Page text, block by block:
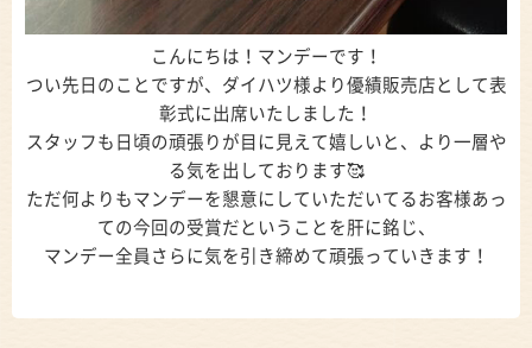
こんにちは！マンデーです！
つい先日のことですが、ダイハツ様より優績販売店として表
彰式に出席いたしました！
スタッフも日頃の頑張りが目に見えて嬉しいと、より一層や
る気を出しております🥰
ただ何よりもマンデーを懇意にしていただいてるお客様あっ
ての今回の受賞だということを肝に銘じ、
マンデー全員さらに気を引き締めて頑張っていきます！